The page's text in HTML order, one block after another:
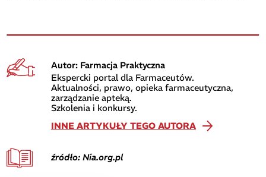
Autor: Farmacja Praktyczna
Ekspercki portal dla Farmaceutów.
Aktualności, prawo, opieka farmaceutyczna,
zarządzanie apteką.
Szkolenia i konkursy.
INNE ARTYKUŁY TEGO AUTORA
źródło: Nia.org.pl